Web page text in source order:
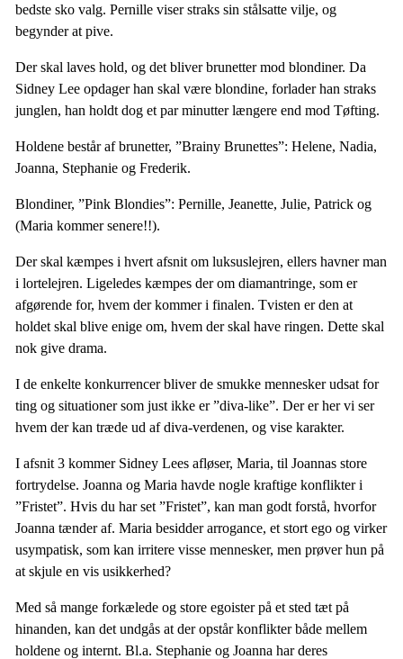
bedste sko valg. Pernille viser straks sin stålsatte vilje, og
begynder at pive.
Der skal laves hold, og det bliver brunetter mod blondiner. Da
Sidney Lee opdager han skal være blondine, forlader han straks
junglen, han holdt dog et par minutter længere end mod Tøfting.
Holdene består af brunetter, ”Brainy Brunettes”: Helene, Nadia,
Joanna, Stephanie og Frederik.
Blondiner, ”Pink Blondies”: Pernille, Jeanette, Julie, Patrick og
(Maria kommer senere!!).
Der skal kæmpes i hvert afsnit om luksuslejren, ellers havner man
i lortelejren. Ligeledes kæmpes der om diamantringe, som er
afgørende for, hvem der kommer i finalen. Tvisten er den at
holdet skal blive enige om, hvem der skal have ringen. Dette skal
nok give drama.
I de enkelte konkurrencer bliver de smukke mennesker udsat for
ting og situationer som just ikke er ”diva-like”. Der er her vi ser
hvem der kan træde ud af diva-verdenen, og vise karakter.
I afsnit 3 kommer Sidney Lees afløser, Maria, til Joannas store
fortrydelse. Joanna og Maria havde nogle kraftige konflikter i
”Fristet”. Hvis du har set ”Fristet”, kan man godt forstå, hvorfor
Joanna tænder af. Maria besidder arrogance, et stort ego og virker
usympatisk, som kan irritere visse mennesker, men prøver hun på
at skjule en vis usikkerhed?
Med så mange forkælede og store egoister på et sted tæt på
hinanden, kan det undgås at der opstår konflikter både mellem
holdene og internt. Bl.a. Stephanie og Joanna har deres